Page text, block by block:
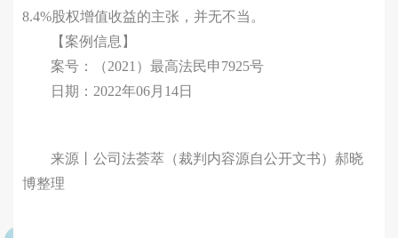
8.4%股权增值收益的主张，并无不当。
【案例信息】
案号：（2021）最高法民申7925号
日期：2022年06月14日
来源丨公司法荟萃（裁判内容源自公开文书）郝晓
博整理